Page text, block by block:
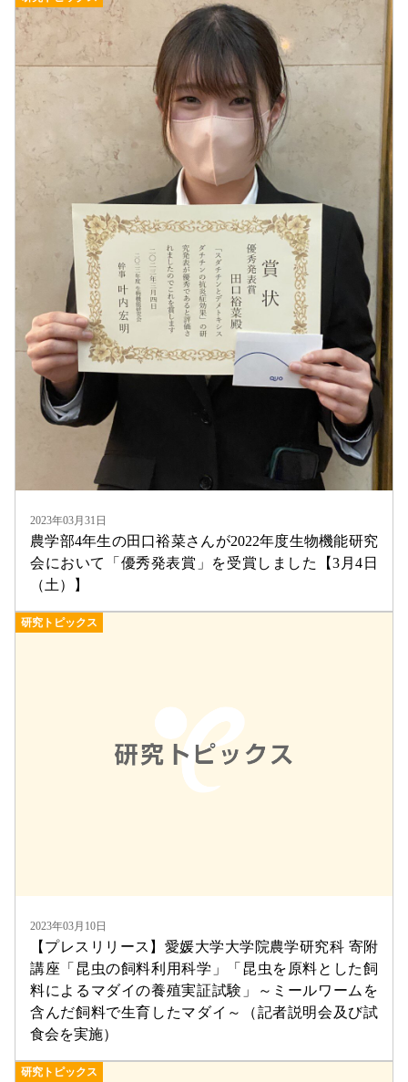
2023年03月31日
農学部4年生の田口裕菜さんが2022年度生物機能研究
会において「優秀発表賞」を受賞しました【3月4日
（土）】
研究トピックス
2023年03月10日
【プレスリリース】愛媛大学大学院農学研究科 寄附
講座「昆虫の飼料利用科学」「昆虫を原料とした飼
料によるマダイの養殖実証試験」～ミールワームを
含んだ飼料で生育したマダイ～（記者説明会及び試
食会を実施）
研究トピックス